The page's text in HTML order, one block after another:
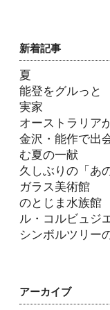
新着記事
夏
能登をグルっと
実家
オーストラリア
金沢・能作で出
む夏の一献
久しぶりの「あ
ガラス美術館
のとじま水族館
ル・コルビュジ
シンボルツリー
アーカイブ